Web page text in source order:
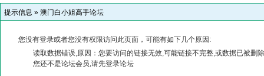
提示信息 » 澳门白小姐高手论坛
您没有登录或者您没有权限访问此页面，可能有如下几个原因:
读取数据错误,原因：您要访问的链接无效,可能链接不完整,或数据已被删
您还不是论坛会员,请先登录论坛